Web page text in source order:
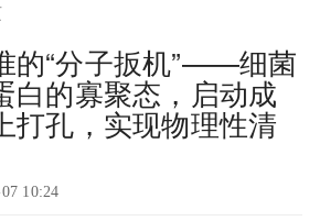
的“分子扳机”——细菌
白的寡聚态，启动成
打孔，实现物理性清
10:24